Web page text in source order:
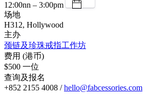
12:00nn – 3:00pm
场地
H312, Hollywood
主办
颈链及珍珠戒指工作坊
费用 (港币)
$500 一位
查询及报名
+852 2155 4008 /hello@fabcessories.com